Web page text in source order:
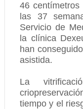
46
las 37
Servicio de
la clínica
han
asistida.
La
tiempo y el